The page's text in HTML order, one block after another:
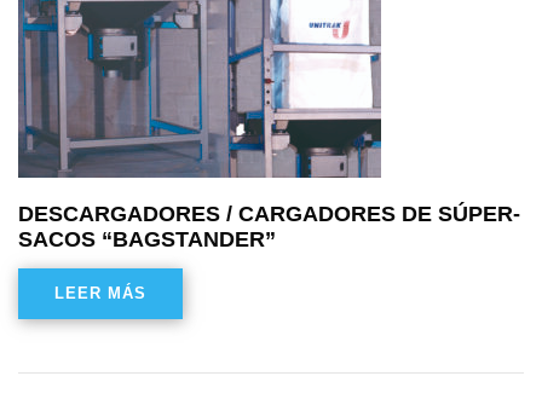
DESCARGADORES / CARGADORES DE SÚPER-
SACOS “BAGSTANDER”
LEER MÁS